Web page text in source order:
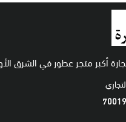
أكبر متجر عطور في الشرق